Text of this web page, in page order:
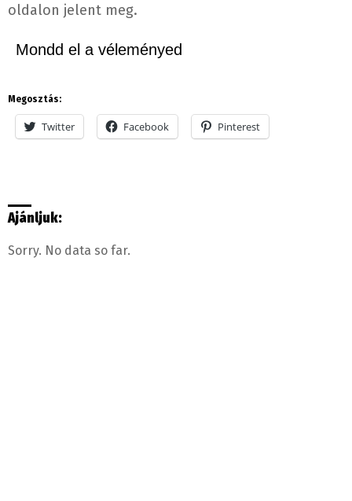
oldalon jelent meg.
Mondd el a véleményed
Megosztás:
Twitter Facebook Pinterest
Ajánljuk:
Sorry. No data so far.